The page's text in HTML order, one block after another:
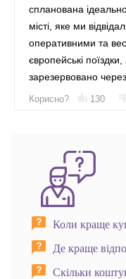
спланована
місті, яке ми
оперативними та
європейські
зарезервовано
Корисно? 130
Коли краще
Де краще
Скільки